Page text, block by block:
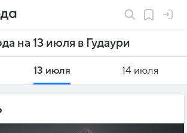
на 13 июля в Гудаури
13 июля 14 июля